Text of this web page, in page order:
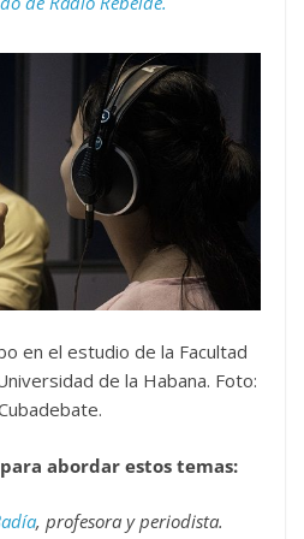
en el estudio de la Facultad
de la Habana. Foto:
abordar estos temas:
, profesora y periodista.